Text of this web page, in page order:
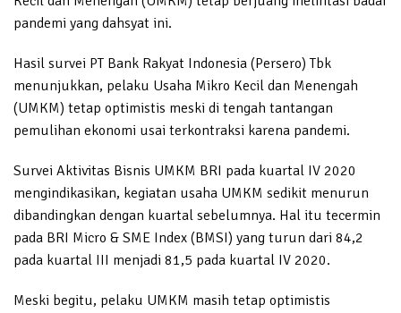
pandemi yang dahsyat ini.
Hasil survei PT Bank Rakyat Indonesia (Persero) Tbk
menunjukkan, pelaku Usaha Mikro Kecil dan Menengah
(UMKM) tetap optimistis meski di tengah tantangan
pemulihan ekonomi usai terkontraksi karena pandemi.
Survei Aktivitas Bisnis UMKM BRI pada kuartal IV 2020
mengindikasikan, kegiatan usaha UMKM sedikit menurun
dibandingkan dengan kuartal sebelumnya. Hal itu tecermin
pada BRI Micro & SME Index (BMSI) yang turun dari 84,2
pada kuartal III menjadi 81,5 pada kuartal IV 2020.
Meski begitu, pelaku UMKM masih tetap optimistis